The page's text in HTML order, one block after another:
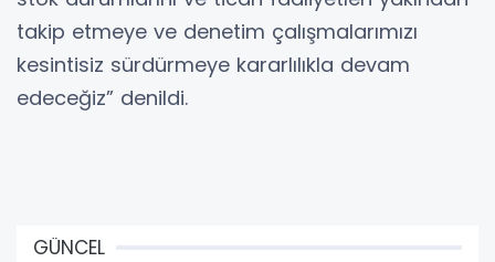
takip etmeye ve denetim çalışmalarımızı
kesintisiz sürdürmeye kararlılıkla devam
edeceğiz” denildi.
GÜNCEL